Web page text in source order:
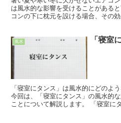
は風水的な影響を受けることがある
コンの下に枕元を設ける場合、その
風水 「寝室
「寝室にタンス」は風水的にどのよ
今回は、「寝室にタンス」の風水的
ことについて解説します。 「寝室に